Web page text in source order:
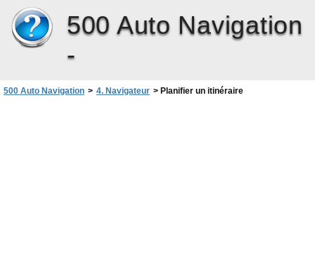
500 Auto Navigation
-
500 Auto Navigation > 4. Navigateur > Planifier un itinéraire